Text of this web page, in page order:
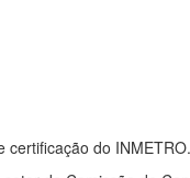
certificação do INMETRO.